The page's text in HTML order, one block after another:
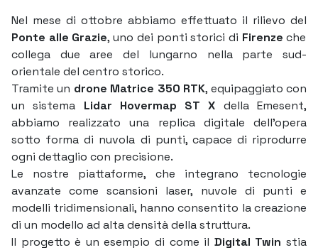
Nel mese di ottobre abbiamo effettuato il rilievo del
Ponte alle Grazie, uno dei ponti storici di Firenze che
collega due aree del lungarno nella parte sud-
orientale del centro storico.
Tramite un drone Matrice 350 RTK, equipaggiato con
un sistema Lidar Hovermap ST X della Emesent,
abbiamo realizzato una replica digitale dell’opera
sotto forma di nuvola di punti, capace di riprodurre
ogni dettaglio con precisione.
Le nostre piattaforme, che integrano tecnologie
avanzate come scansioni laser, nuvole di punti e
modelli tridimensionali, hanno consentito la creazione
di un modello ad alta densità della struttura.
Il progetto è un esempio di come il Digital Twin stia